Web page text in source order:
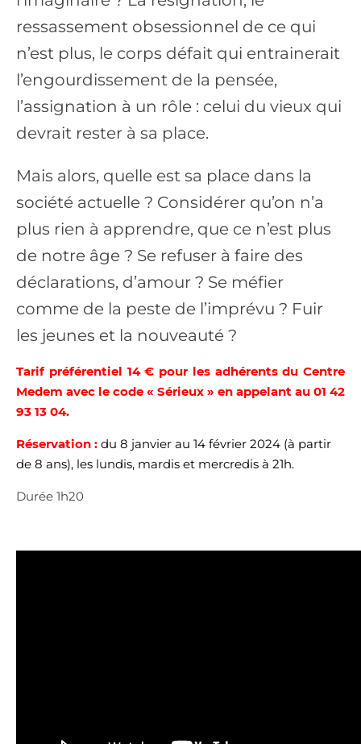
ressassement obsessionnel de ce qui
n’est plus, le corps défait qui entrainerait
l’engourdissement de la pensée,
l’assignation à un rôle : celui du vieux qui
devrait rester à sa place.
Mais alors, quelle est sa place dans la
société actuelle ? Considérer qu’on n’a
plus rien à apprendre, que ce n’est plus
de notre âge ? Se refuser à faire des
déclarations, d’amour ? Se méfier
comme de la peste de l’imprévu ? Fuir
les jeunes et la nouveauté ?
Tarif préférentiel 14 € pour les adhérents du Centre
Medem avec le code « Sérieux » en appelant au 01 42
93 13 04.
Réservation : du 8 janvier au 14 février 2024 (à partir
de 8 ans), les lundis, mardis et mercredis à 21h.
Durée 1h20